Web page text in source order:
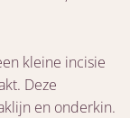
kleine incisie
Deze
en onderkin.